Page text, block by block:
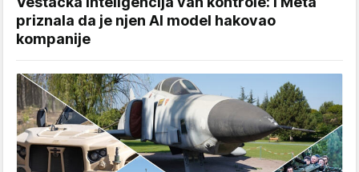
priznala da je njen AI model hakovao
kompanije